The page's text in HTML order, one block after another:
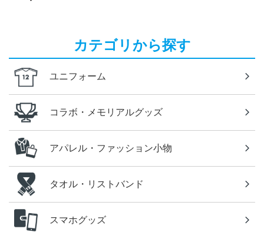
カテゴリから探す
ユニフォーム
コラボ・メモリアルグッズ
アパレル・ファッション小物
タオル・リストバンド
スマホグッズ